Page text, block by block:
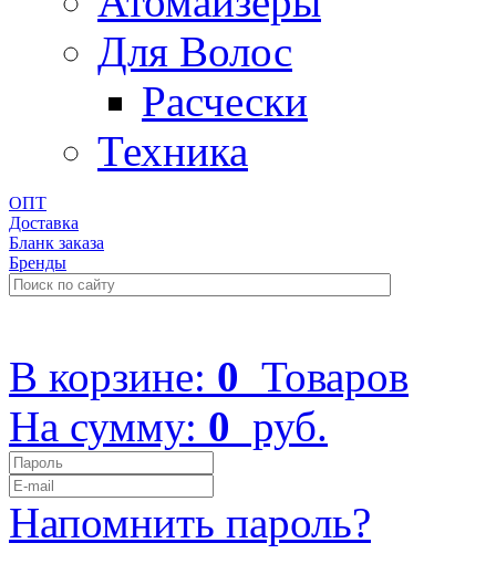
Для Волос
Расчески
Техника
ОПТ
Доставка
Бланк заказа
Бренды
В корзине: 0 Товаров
На сумму: 0 руб.
Напомнить пароль?